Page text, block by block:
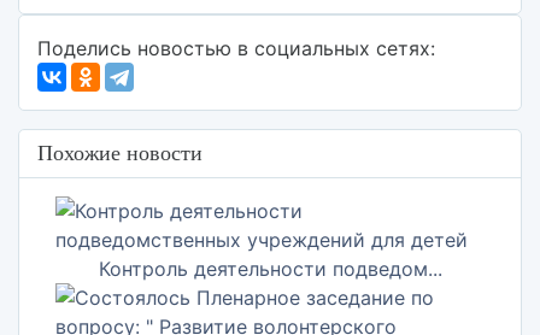
Поделись новостью в социальных сетях:
Похожие новости
Контроль деятельности подведом...